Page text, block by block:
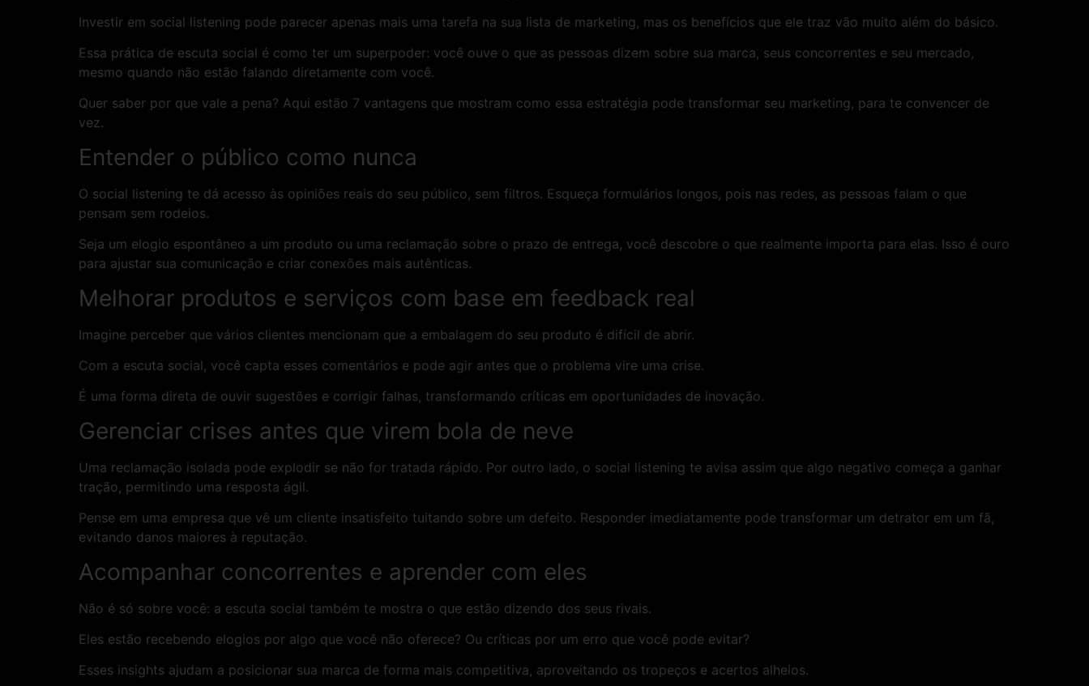
Investir em social listening pode parecer apenas mais uma tarefa na sua lista de marketing, mas os benefícios que ele traz vão muito além do básico.
Essa prática de escuta social é como ter um superpoder: você ouve o que as pessoas dizem sobre sua marca, seus concorrentes e seu mercado,
mesmo quando não estão falando diretamente com você.
Quer saber por que vale a pena? Aqui estão 7 vantagens que mostram como essa estratégia pode transformar seu marketing, para te convencer de
vez.
Entender o público como nunca
O social listening te dá acesso às opiniões reais do seu público, sem filtros. Esqueça formulários longos, pois nas redes, as pessoas falam o que
pensam sem rodeios.
Seja um elogio espontâneo a um produto ou uma reclamação sobre o prazo de entrega, você descobre o que realmente importa para elas. Isso é ouro
para ajustar sua comunicação e criar conexões mais autênticas.
Melhorar produtos e serviços com base em feedback real
Imagine perceber que vários clientes mencionam que a embalagem do seu produto é difícil de abrir.
Com a escuta social, você capta esses comentários e pode agir antes que o problema vire uma crise.
É uma forma direta de ouvir sugestões e corrigir falhas, transformando críticas em oportunidades de inovação.
Gerenciar crises antes que virem bola de neve
Uma reclamação isolada pode explodir se não for tratada rápido. Por outro lado, o social listening te avisa assim que algo negativo começa a ganhar
tração, permitindo uma resposta ágil.
Pense em uma empresa que vê um cliente insatisfeito tuitando sobre um defeito. Responder imediatamente pode transformar um detrator em um fã,
evitando danos maiores à reputação.
Acompanhar concorrentes e aprender com eles
Não é só sobre você: a escuta social também te mostra o que estão dizendo dos seus rivais.
Eles estão recebendo elogios por algo que você não oferece? Ou críticas por um erro que você pode evitar?
Esses insights ajudam a posicionar sua marca de forma mais competitiva, aproveitando os tropeços e acertos alheios.